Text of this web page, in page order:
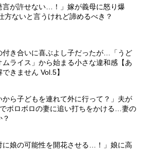
言が許せない…！」嫁が義母に怒り爆
方ないと言うけれど諦めるべき？
付き合いに喜ぶよし子だったが…「うど
ムライス」から始まる小さな違和感【あ
きません Vol.5】
から子どもを連れて外に行って？」夫が
ボロボロの妻に追い打ちをかける…妻の
？
に娘の可能性を開花させる…！」娘に高